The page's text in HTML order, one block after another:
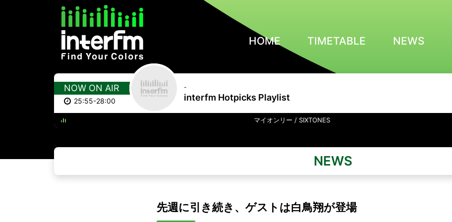
HOME TIMETABLE NEWS
NOW ON AIR
25:55-28:00
-
interfm Hotpicks Playlist
マイオンリー / SIXTONES
NEWS
先週に引き続き、ゲストは白鳥翔が登場